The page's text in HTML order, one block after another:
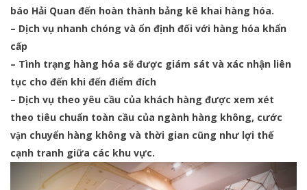
báo Hải Quan đến hoàn thành bảng kê khai hàng hóa.
– Dịch vụ nhanh chóng và ổn định đối với hàng hóa khẩn
cấp
– Tình trạng hàng hóa sẽ được giám sát và xác nhận liên
tục cho đến khi đến điểm đích
– Dịch vụ theo yêu cầu của khách hàng được xem xét
theo tiêu chuẩn toàn cầu của ngành hàng không, cước
vận chuyển hàng không và thời gian cũng như lợi thế
cạnh tranh giữa các khu vực.